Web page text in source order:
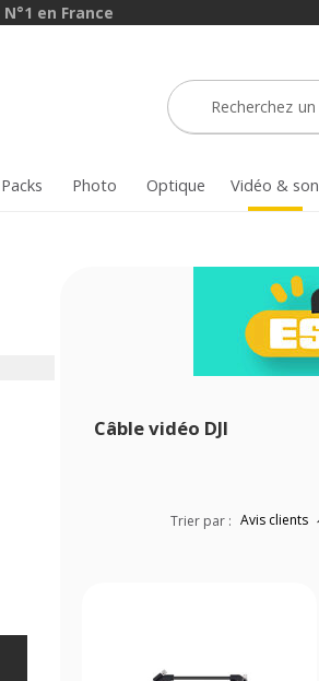
en France
Photo Optique Vidéo & son
Câble vidéo DJI
Trier par : Avis clients